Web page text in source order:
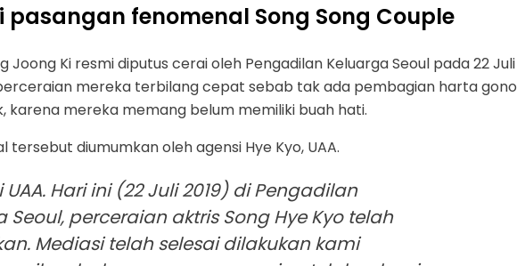
fenomenal Song Song Couple
Joong Ki resmi diputus cerai oleh Pengadilan Keluarga Seoul pada 22 Juli
mereka terbilang cepat sebab tak ada pembagian harta gono
karena mereka memang belum memiliki buah hati.
tersebut diumumkan oleh agensi Hye Kyo, UAA.
UAA. Hari ini (22 Juli 2019) di Pengadilan
Seoul, perceraian aktris Song Hye Kyo telah
Mediasi telah selesai dilakukan kami